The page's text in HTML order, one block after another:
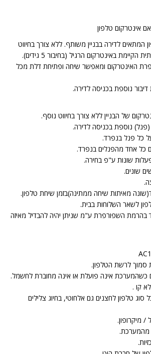
המתאים לדירה בבניין משותף. ללא צורך בחיווט
באינטרקום הרגיל (בחיבור 5 גידים).
האינטרקום ומאפשר שיחה ופתיחת דלת מכל
נוספת בכניסה לדירה.
של הבניין ללא צורך בחיווט נוסף.
נוספת בכניסה לדירה.
כל פנל בנפרד.
כל אחד מהפנלים בנפרד.
שונות ע"פ בחירה.
מאיתות שיחה ממתינה)בזמן שיחת טלפון.
לשאר השלוחות בבית.
בהרמת השפורפרת ע"מ שניתן יהיה להבדיל מאיזה
סמוך לרשת הטלפון.
כשהמערכת אינה פועלת או אינה מחוברת לחשמל.
קו .
טלפון לחצנים גם אלחוטי, בחיוג צלילים
מיקרופון.